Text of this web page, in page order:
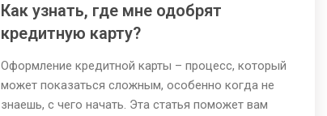
Как узнать, где мне одобрят
кредитную карту?
Оформление кредитной карты – процесс, который
может показаться сложным, особенно когда не
знаешь, с чего начать. Эта статья поможет вам